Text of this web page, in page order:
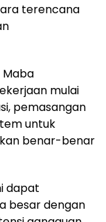
terencana
Maba
mulai
pemasangan
untuk
benar-benar
dapat
besar dengan